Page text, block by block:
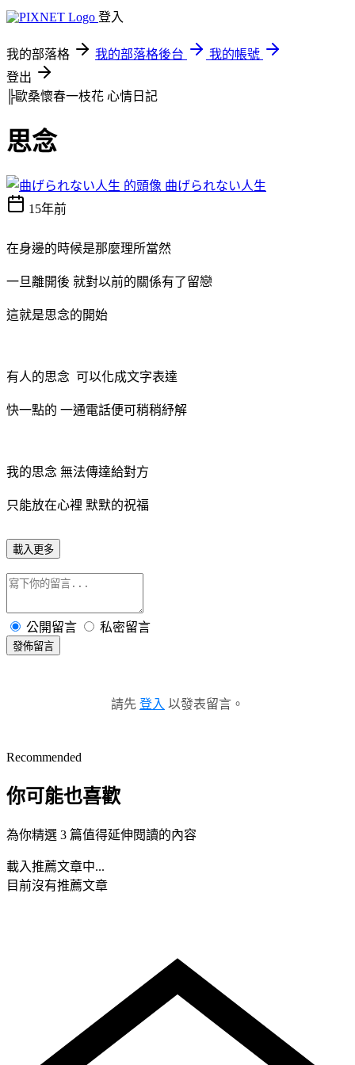
登入
我的部落格 我的部落格後台
我的帳號
登出
╠歐桑懷春一枝花 心情日記
思念
曲げられない人生
15年前
在身邊的時候是那麼理所當然
一旦離開後 就對以前的關係有了留戀
這就是思念的開始
有人的思念 可以化成文字表達
快一點的 一通電話便可稍稍紓解
我的思念 無法傳達給對方
只能放在心裡 默默的祝福
載入更多
公開留言 私密留言
發佈留言
請先 登入 以發表留言。
Recommended
你可能也喜歡
為你精選 3 篇值得延伸閱讀的內容
載入推薦文章中...
目前沒有推薦文章